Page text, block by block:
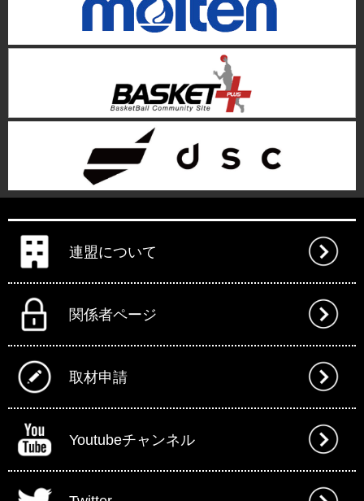
連盟について
関係者ページ
取材申請
Youtubeチャンネル